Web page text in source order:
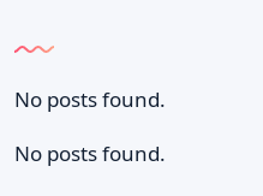
No posts found.
No posts found.